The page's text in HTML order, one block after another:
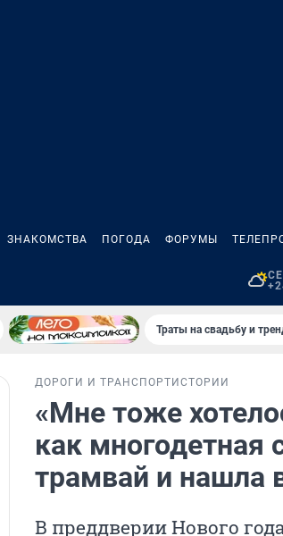
ЗНАКОМСТВА ПОГОДА ФОРУМЫ
Траты на свадьбу и
ДОРОГИ И ТРАНСПОРТ ИСТОРИИ
«Мне тоже
как многодетная
трамвай и нашла
В преддверии Нового